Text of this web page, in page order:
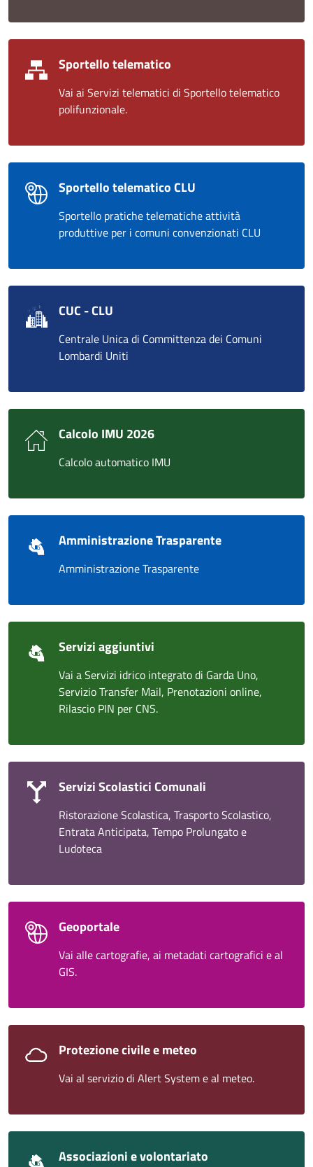
Sportello telematico
Vai ai Servizi telematici di Sportello telematico
polifunzionale.
Sportello telematico CLU
Sportello pratiche telematiche attività
produttive per i comuni convenzionati CLU
CUC - CLU
Centrale Unica di Committenza dei Comuni
Lombardi Uniti
Calcolo IMU 2026
Calcolo automatico IMU
Amministrazione Trasparente
Amministrazione Trasparente
Servizi aggiuntivi
Vai a Servizi idrico integrato di Garda Uno,
Servizio Transfer Mail, Prenotazioni online,
Rilascio PIN per CNS.
Servizi Scolastici Comunali
Ristorazione Scolastica, Trasporto Scolastico,
Entrata Anticipata, Tempo Prolungato e
Ludoteca
Geoportale
Vai alle cartografie, ai metadati cartografici e al
GIS.
Protezione civile e meteo
Vai al servizio di Alert System e al meteo.
Associazioni e volontariato